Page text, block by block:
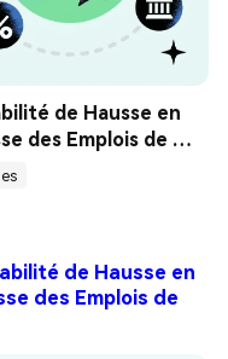
de Hausse en
des Emplois de
de Hausse en
des Emplois de